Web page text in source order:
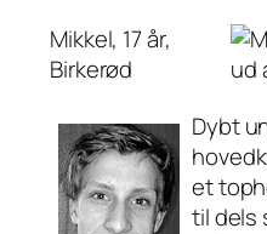
Mikkel, 17 år,
Birkerød
Dybt
et
til dels